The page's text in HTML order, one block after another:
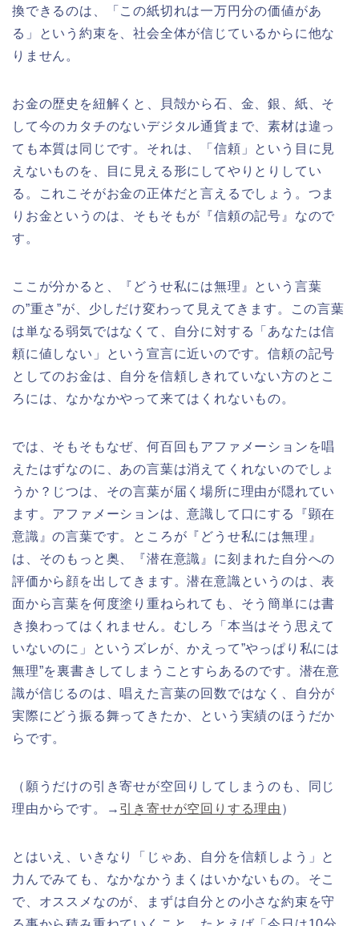
換できるのは、「この紙切れは一万円分の価値があ
る」という約束を、社会全体が信じているからに他な
りません。
お金の歴史を紐解くと、貝殻から石、金、銀、紙、そ
して今のカタチのないデジタル通貨まで、素材は違っ
ても本質は同じです。それは、「信頼」という目に見
えないものを、目に見える形にしてやりとりしてい
る。これこそがお金の正体だと言えるでしょう。つま
りお金というのは、そもそもが『信頼の記号』なので
す。
ここが分かると、『どうせ私には無理』という言葉
の”重さ”が、少しだけ変わって見えてきます。この言葉
は単なる弱気ではなくて、自分に対する「あなたは信
頼に値しない」という宣言に近いのです。信頼の記号
としてのお金は、自分を信頼しきれていない方のとこ
ろには、なかなかやって来てはくれないもの。
では、そもそもなぜ、何百回もアファメーションを唱
えたはずなのに、あの言葉は消えてくれないのでしょ
うか？じつは、その言葉が届く場所に理由が隠れてい
ます。アファメーションは、意識して口にする『顕在
意識』の言葉です。ところが『どうせ私には無理』
は、そのもっと奥、『潜在意識』に刻まれた自分への
評価から顔を出してきます。潜在意識というのは、表
面から言葉を何度塗り重ねられても、そう簡単には書
き換わってはくれません。むしろ「本当はそう思えて
いないのに」というズレが、かえって”やっぱり私には
無理”を裏書きしてしまうことすらあるのです。潜在意
識が信じるのは、唱えた言葉の回数ではなく、自分が
実際にどう振る舞ってきたか、という実績のほうだか
らです。
（願うだけの引き寄せが空回りしてしまうのも、同じ
理由からです。→ 引き寄せが空回りする理由 ）
とはいえ、いきなり「じゃあ、自分を信頼しよう」と
力んでみても、なかなかうまくはいかないもの。そこ
で、オススメなのが、まずは自分との小さな約束を守